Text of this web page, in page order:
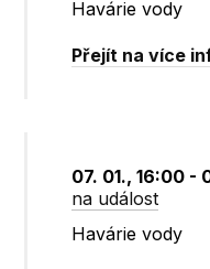
Havárie vody
Přejít na více
07. 01., 16:00 -
na událost
Havárie vody